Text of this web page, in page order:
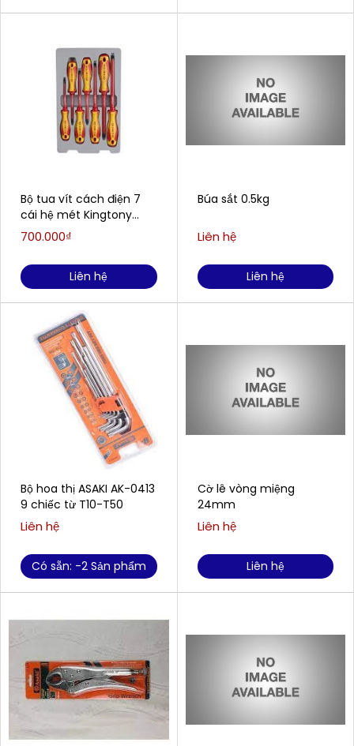
Bộ tua vít cách điện 7
cái hệ mét Kingtony
30617MR
700.000₫
Liên hệ
Bộ hoa thị ASAKI AK-0413
9 chiếc từ T10-T50
Liên hệ
Có sẵn: -2 Sản phẩm
Búa sắt 0.5kg
Liên hệ
Liên hệ
Cờ lê vòng miệng
24mm
Liên hệ
Liên hệ